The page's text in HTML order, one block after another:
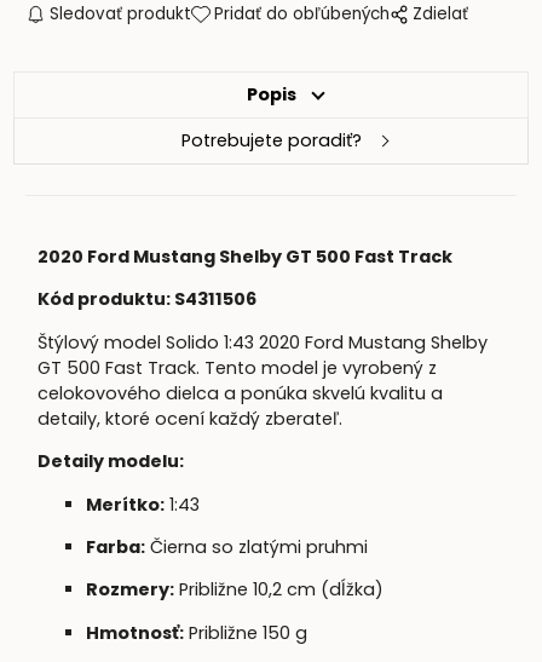
Sledovať produkt Pridať do obľúbených Zdielať
Popis
Potrebujete poradiť?
2020 Ford Mustang Shelby GT 500 Fast Track
Kód produktu: S4311506
Štýlový model Solido 1:43 2020 Ford Mustang Shelby
GT 500 Fast Track. Tento model je vyrobený z
celokovového dielca a ponúka skvelú kvalitu a
detaily, ktoré ocení každý zberateľ.
Detaily modelu:
Merítko: 1:43
Farba: Čierna so zlatými pruhmi
Rozmery: Približne 10,2 cm (dĺžka)
Hmotnosť: Približne 150 g